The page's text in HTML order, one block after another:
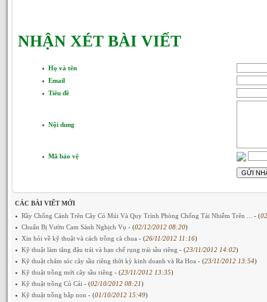
NHẬN XÉT BÀI VIẾT
Họ và tên
Email
Tiêu đề
Nội dung
Mã bảo vệ
CÁC BÀI VIẾT MỚI
Rầy Chổng Cánh Trên Cây Có Múi Và Quy Trình Phòng Chống Tái Nhiễm Trên ... - (
Chuẩn Bị Vườn Cam Sành Nghịch Vụ - (02/12/2012 08:20)
Xin hỏi về kỹ thuật và cách trồng cà chua - (26/11/2012 11:16)
Kỹ thuật làm tăng đậu trái và hạn chế rụng trái sầu riêng - (23/11/2012 14:02)
Kỹ thuật chăm sóc cây sầu riêng thời kỳ kinh doanh và Ra Hoa - (23/11/2012 13:54)
Kỹ thuật trồng mới cây sầu riêng - (23/11/2012 13:35)
Kỹ thuật trồng Củ Cải - (02/10/2012 08:21)
Kỹ thuật trồng bắp non - (01/10/2012 15:49)